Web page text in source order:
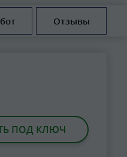
Отзывы
ПОД КЛЮЧ